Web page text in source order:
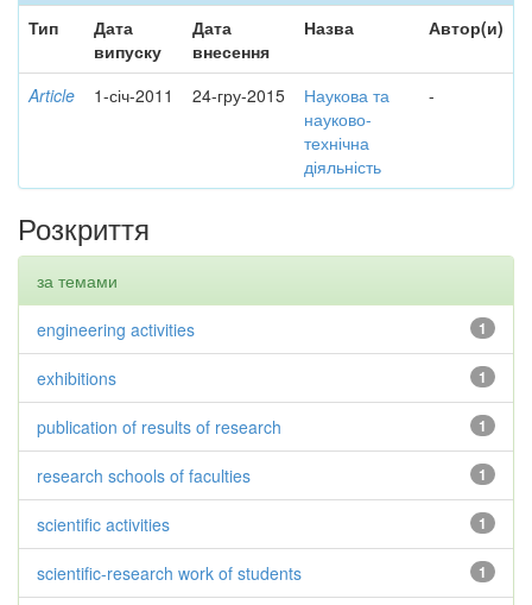
Тип
Дата
випуску
Дата
внесення
Назва Автор(и)
Article 1-січ-2011 24-гру-2015
Наукова та
науково-
технічна
діяльність
-
Розкриття
за темами
1
engineering activities
1
exhibitions
1
publication of results of research
1
research schools of faculties
1
scientific activities
1
scientific-research work of students